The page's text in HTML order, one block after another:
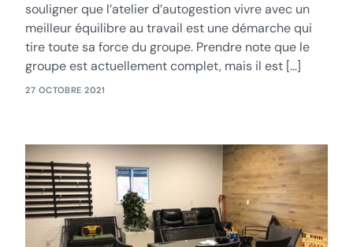
souligner que l’atelier d’autogestion vivre avec un
meilleur équilibre au travail est une démarche qui
tire toute sa force du groupe. Prendre note que le
groupe est actuellement complet, mais il est […]
27 OCTOBRE 2021